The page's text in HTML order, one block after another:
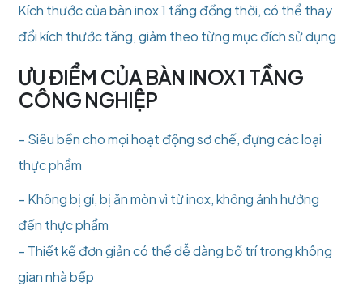
Kích thước của bàn inox 1 tầng đồng thời, có thể thay
đổi kích thước tăng, giảm theo từng mục đích sử dụng
ƯU ĐIỂM CỦA BÀN INOX 1 TẦNG
CÔNG NGHIỆP
– Siêu bền cho mọi hoạt động sơ chế, đựng các loại
thực phẩm
– Không bị gỉ, bị ăn mòn vì từ inox, không ảnh hưởng
đến thực phẩm
– Thiết kế đơn giản có thể dễ dàng bố trí trong không
gian nhà bếp